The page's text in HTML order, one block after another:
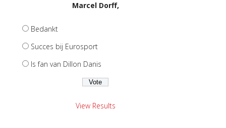
Marcel Dorff,
Bedankt
Succes bij Eurosport
Is fan van Dillon Danis
View Results